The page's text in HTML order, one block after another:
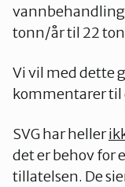
tonn/år til 22
Vi vil med dette
kommentarer til
SVG har heller
det er behov for
tillatelsen. De